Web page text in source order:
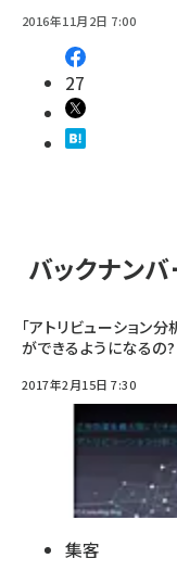
2016年11月2日 7:00
27
バックナンバ
「アトリビューション
ができるようになるの?
2017年2月15日 7:30
集客